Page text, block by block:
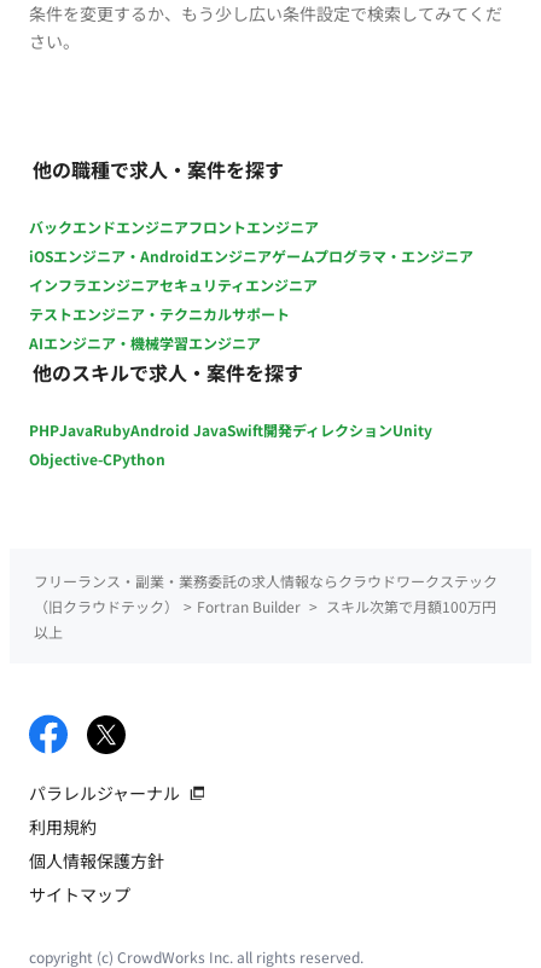
条件を変更するか、もう少し広い条件設定で検索してみてくだ
さい。
他の職種で求人・案件を探す
バックエンドエンジニアフロントエンジニア
iOSエンジニア・Androidエンジニアゲームプログラマ・エンジニア
インフラエンジニアセキュリティエンジニア
テストエンジニア・テクニカルサポート
AIエンジニア・機械学習エンジニア
他のスキルで求人・案件を探す
PHPJavaRubyAndroid JavaSwift開発ディレクションUnity
Objective-CPython
フリーランス・副業・業務委託の求人情報ならクラウドワークステック
（旧クラウドテック）
> Fortran Builder > スキル次第で月額100万円
以上
パラレルジャーナル
利用規約
個人情報保護方針
サイトマップ
copyright (c) CrowdWorks Inc. all rights reserved.